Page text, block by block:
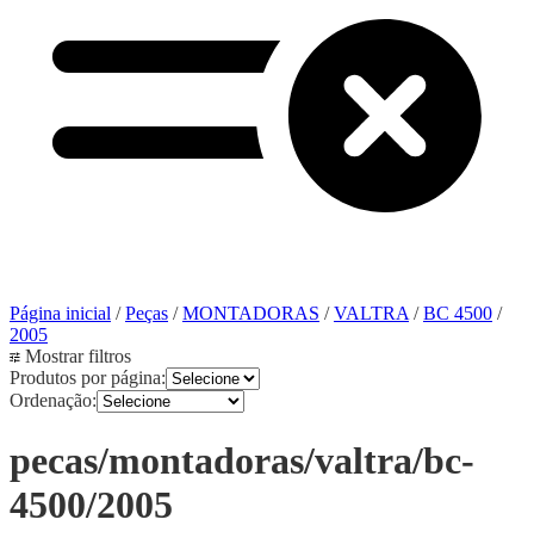
Página inicial /Peças /MONTADORAS /VALTRA/BC 4500 /
2005
Mostrar filtros
Produtos por página:
Ordenação:
pecas/montadoras/valtra/bc-
4500/2005